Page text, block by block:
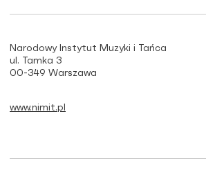
Narodowy Instytut Muzyki i Tańca
ul. Tamka 3
00-349 Warszawa
www.nimit.pl